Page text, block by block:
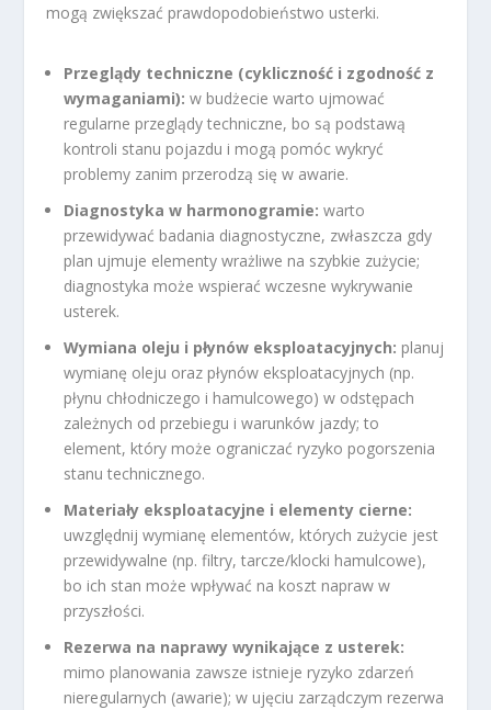
mogą zwiększać prawdopodobieństwo usterki.
Przeglądy techniczne (cykliczność i zgodność z
wymaganiami): w budżecie warto ujmować
regularne przeglądy techniczne, bo są podstawą
kontroli stanu pojazdu i mogą pomóc wykryć
problemy zanim przerodzą się w awarie.
Diagnostyka w harmonogramie: warto
przewidywać badania diagnostyczne, zwłaszcza gdy
plan ujmuje elementy wrażliwe na szybkie zużycie;
diagnostyka może wspierać wczesne wykrywanie
usterek.
Wymiana oleju i płynów eksploatacyjnych: planuj
wymianę oleju oraz płynów eksploatacyjnych (np.
płynu chłodniczego i hamulcowego) w odstępach
zależnych od przebiegu i warunków jazdy; to
element, który może ograniczać ryzyko pogorszenia
stanu technicznego.
Materiały eksploatacyjne i elementy cierne:
uwzględnij wymianę elementów, których zużycie jest
przewidywalne (np. filtry, tarcze/klocki hamulcowe),
bo ich stan może wpływać na koszt napraw w
przyszłości.
Rezerwa na naprawy wynikające z usterek:
mimo planowania zawsze istnieje ryzyko zdarzeń
nieregularnych (awarie); w ujęciu zarządczym rezerwa